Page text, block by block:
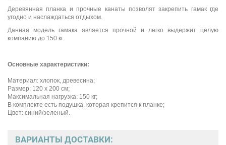
Деревянная планка и прочные канаты позволят закрепить гамак где
угодно и наслаждаться отдыхом.
Данная модель гамака является прочной и легко выдержит целую
компанию до 150 кг.
Основные характеристики:
Материал: хлопок, древесина;
Размер: 120 х 200 см;
Максимальная нагрузка: 150 кг;
В комплекте есть подушка, которая крепится к планке;
Цвет: синий/зеленый.
ВАРИАНТЫ ДОСТАВКИ: